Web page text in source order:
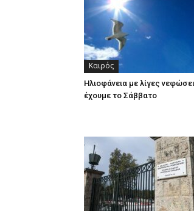
Καιρός
Ηλιοφάνεια με λίγες
έχουμε το Σάββατο